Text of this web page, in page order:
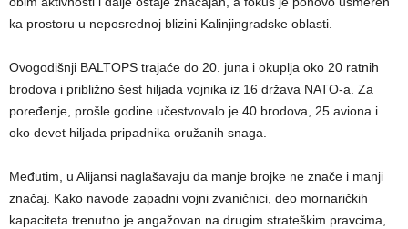
ka prostoru u neposrednoj blizini Kalinjingradske oblasti.
Ovogodišnji BALTOPS trajaće do 20. juna i okuplja oko 20 ratnih
brodova i približno šest hiljada vojnika iz 16 država NATO-a. Za
poređenje, prošle godine učestvovalo je 40 brodova, 25 aviona i
oko devet hiljada pripadnika oružanih snaga.
Međutim, u Alijansi naglašavaju da manje brojke ne znače i manji
značaj. Kako navode zapadni vojni zvaničnici, deo mornaričkih
kapaciteta trenutno je angažovan na drugim strateškim pravcima,